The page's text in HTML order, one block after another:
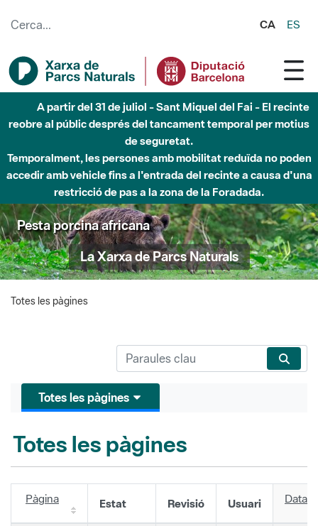
CA ES
A partir del 31 de juliol - Sant Miquel del Fai - El recinte
reobre al públic després del tancament temporal per motius
de seguretat.
Temporalment, les persones amb mobilitat reduïda no poden
accedir amb vehicle fins a l'entrada del recinte a causa d'una
restricció de pas a la zona de la Foradada.
Pesta porcina africana
La Xarxa de Parcs Naturals
Totes les pàgines
Totes les pàgines
Totes les pàgines
Pàgina Estat Revisió Usuari Data